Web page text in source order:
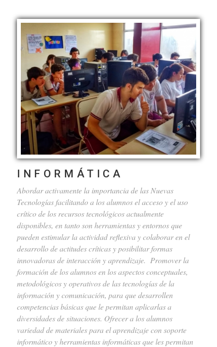
INFORMÁTICA
Abordar activamente la importancia de las Nuevas
Tecnologías facilitando a los alumnos el acceso y el uso
crítico de los recursos tecnológicos actualmente
disponibles, en tanto son herramientas y entornos que
pueden estimular la actividad reflexiva y colaborar en el
desarrollo de actitudes críticas y posibilitar formas
innovadoras de interacción y aprendizaje. Promover la
formación de los alumnos en los aspectos conceptuales,
metodológicos y operativos de las tecnologías de la
información y comunicación, para que desarrollen
competencias básicas que le permitan aplicarlas a
diversidades de situaciones. Ofrecer a los alumnos
variedad de materiales para el aprendizaje con soporte
informático y herramientas informáticas que les permitan